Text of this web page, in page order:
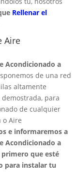
Rellenar el
Aire
Acondicionado a
de una red
altamente
para
de cualquier
o Aire
e informaremos a
Acondicionado a
que esté
para instalar tu